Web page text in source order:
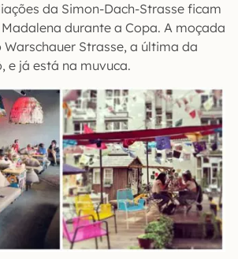
da Simon-Dach-Strasse ficam
durante a Copa. A moçada
Strasse, a última da
e já está na muvuca.